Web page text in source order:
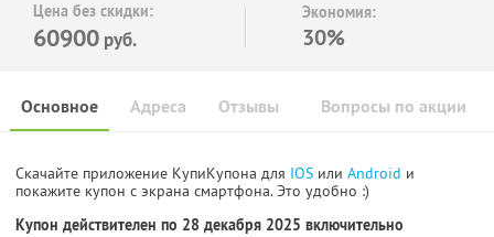
Цена без скидки:
60900 руб.
Экономия:
30%
Основное Отзывы Вопросы по акции
Адреса
Скачайте приложение КупиКупона для IOS или Android и
покажите купон с экрана смартфона. Это удобно :)
Купон действителен по 28 декабря 2025 включительно